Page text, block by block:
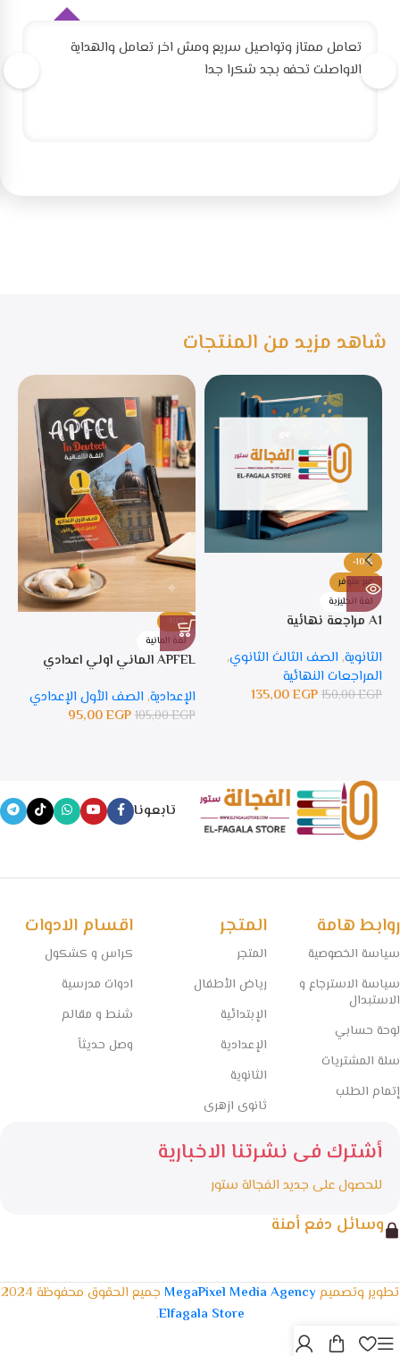
تعامل ممتاز وتواصيل سريع ومش اخر تعامل والهداية
الاواصلت تحفه بجد شكرا جدا
شاهد مزيد من المنتجات
-10%
غير متوفر
لغة انجليزية
A1 مراجعة نهائية
الثانوية, الصف الثالث الثانوي,
المراجعات النهائية
150,00EGP
135,00EGP
-10%
لغة المانية
APFEL الماني اولي اعدادي
الإعدادية, الصف الأول الإعدادي
105,00EGP
95,00EGP
تابعونا
روابط هامة
سياسة الخصوصية
سياسة الاسترجاع و
الاستبدال
لوحة حسابي
سلة المشتريات
إتمام الطلب
المتجر
المتجر
رياض الأطفال
الإبتدائية
الإعدادية
الثانوية
ثانوى ازهرى
اقسام الادوات
كراس و كشكول
ادوات مدرسية
شنط و مقالم
وصل حديثاً
أشترك فى نشرتنا الاخبارية
للحصول على جديد الفجالة ستور
وسائل دفع أمنة
تطوير وتصميمMegaPixel Media Agency جميع الحقوق محفوظة 2024
Elfagala Store
.